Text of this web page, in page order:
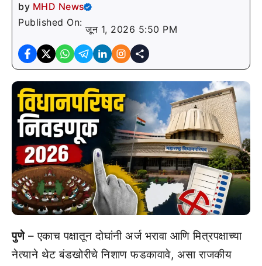
by MHD News
Published On:
जून 1, 2026 5:50 PM
पुणे– एकाच पक्षातून दोघांनी अर्ज भरावा आणि मित्रपक्षाच्या
नेत्याने थेट बंडखोरीचे निशाण फडकावावे, असा राजकीय